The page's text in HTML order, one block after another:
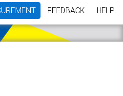
FEEDBACK HELP